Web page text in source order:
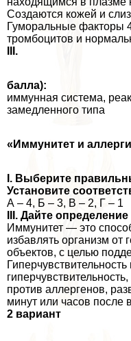
Создаются кожей и
Гумopaльные факторы
тромбоцитов и
III.
балла):
иммунная система,
замедленного типа
«Иммунитет и
I. Выберите
Установите
А – 4, Б – 3, В – 2, Г – 1
III. Дайте
Иммунитет — это
избавлять организм от
объектов, с целью
против аллергенов,
минут или часов после
2 вариант